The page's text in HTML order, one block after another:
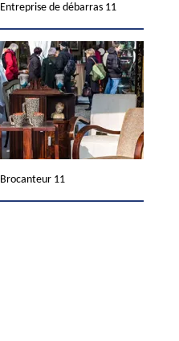
Entreprise de débarras 11
Brocanteur 11